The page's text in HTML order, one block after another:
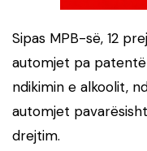
Sipas MPB-së, 12
automjet pa
ndikimin e alkoolit,
automjet
drejtim.